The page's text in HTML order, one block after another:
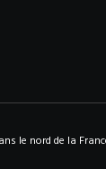
le nord de la